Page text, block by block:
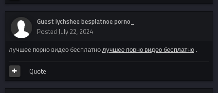
Guest lychshee besplatnoe porno_
Posted July 22, 2024
лучшее порно видео бесплатнолучшее порно видео бесплатно .
Quote